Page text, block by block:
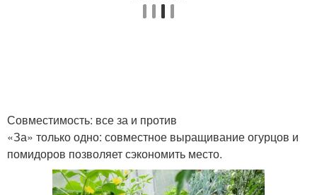
Совместимость: все за и против
«За» только одно: совместное выращивание огурцов и
помидоров позволяет сэкономить место.